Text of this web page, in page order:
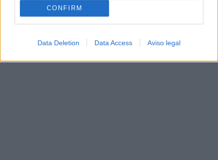
CONFIRM
Data Deletion Data Access Aviso legal